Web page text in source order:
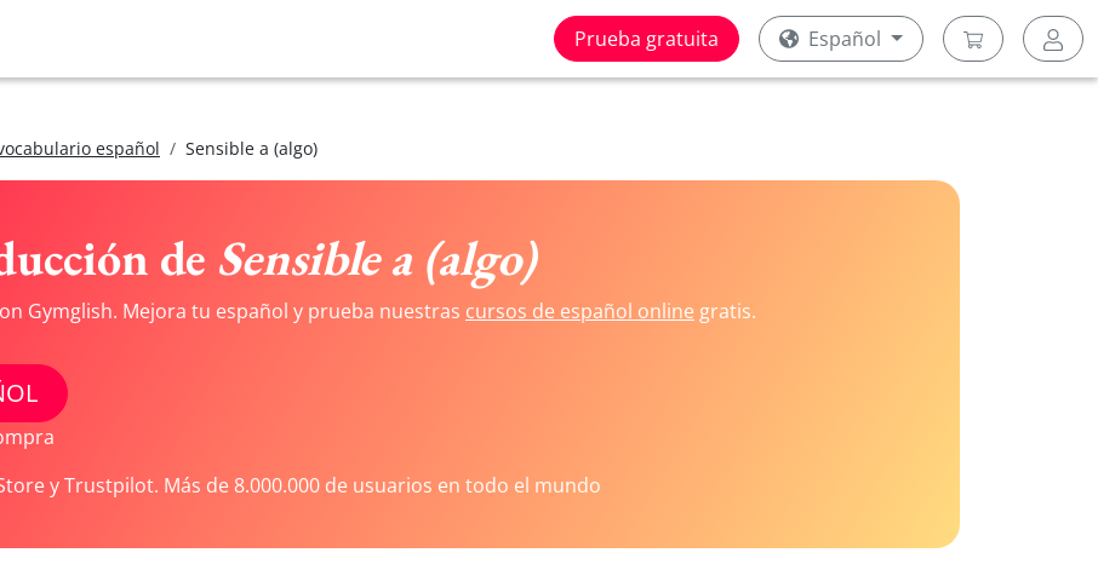
Prueba gratuita Español
español Sensible a (algo)
de Sensible a (algo)
Gymglish. Mejora tu español y prueba nuestras cursos de español online gratis.
y Trustpilot. Más de 8.000.000 de usuarios en todo el mundo